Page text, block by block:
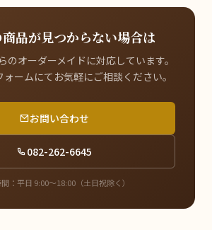
品が見つからない場合は
のオーダーメイドに対応しています。
ームにてお気軽にご相談ください。
お問い合わせ
082-262-6645
：平日 9:00〜18:00（土日祝除く）